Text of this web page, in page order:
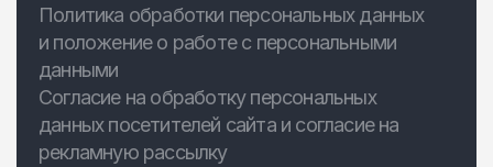
Политика обработки персональных данных
и положение о работе с персональными
данными
Согласие на обработку персональных
данных посетителей сайта и согласие на
рекламную рассылку